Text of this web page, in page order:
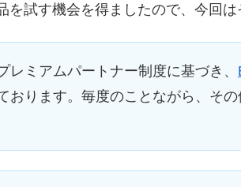
を試す機会を得ましたので、今回は
レミアムパートナー制度に基づき、
おります。毎度のことながら、そ